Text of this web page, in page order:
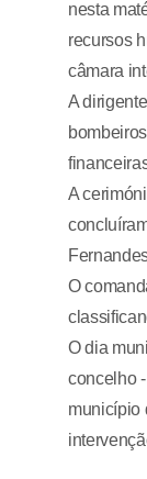
nesta
recursos
câmara
A
A
O
O dia
concelho
município